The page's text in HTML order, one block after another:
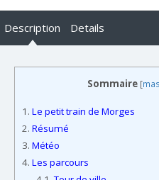
Description Details
Sommaire [
1. Le petit train de Morges
2. Résumé
3. Météo
4. Les parcours